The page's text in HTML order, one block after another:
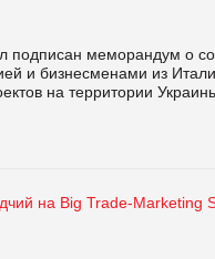
подписан меморандум о
и бизнесменами из
на территории
на Big Trade-Marketing